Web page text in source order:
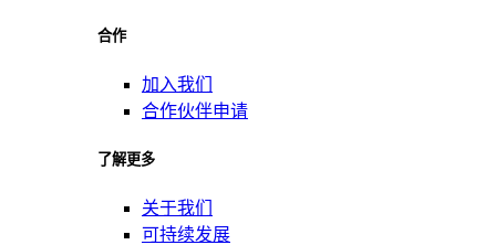
合作
加入我们
合作伙伴申请
了解更多
关于我们
可持续发展